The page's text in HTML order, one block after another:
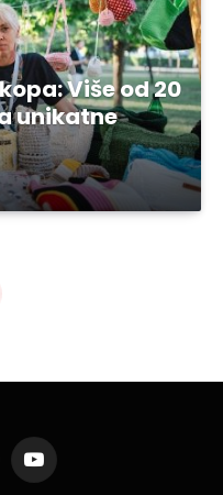
Više od 20
unikatne
YouTube